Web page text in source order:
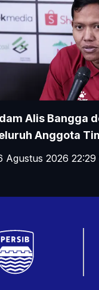
Alis Bangga
Anggota
Agustus 2026 22:29